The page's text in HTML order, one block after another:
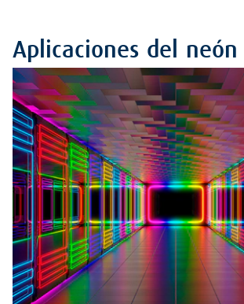
Aplicaciones del neón